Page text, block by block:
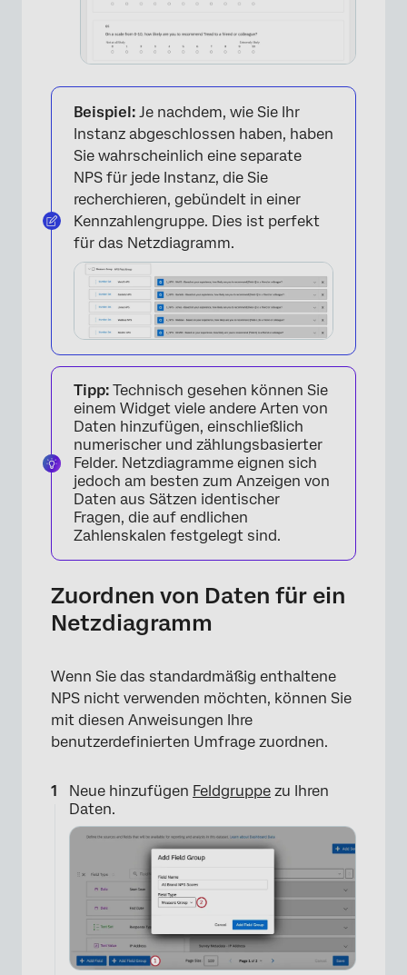
×
Beispiel: Je nachdem, wie Sie Ihr
Instanz abgeschlossen haben, haben
Sie wahrscheinlich eine separate
NPS für jede Instanz, die Sie
recherchieren, gebündelt in einer
Kennzahlengruppe. Dies ist perfekt
für das Netzdiagramm.
×
Tipp: Technisch gesehen können Sie
einem Widget viele andere Arten von
Daten hinzufügen, einschließlich
numerischer und zählungsbasierter
Felder. Netzdiagramme eignen sich
jedoch am besten zum Anzeigen von
Daten aus Sätzen identischer
Fragen, die auf endlichen
Zahlenskalen festgelegt sind.
Zuordnen von Daten für ein
Netzdiagramm
Wenn Sie das standardmäßig enthaltene
NPS nicht verwenden möchten, können Sie
mit diesen Anweisungen Ihre
benutzerdefinierten Umfrage zuordnen.
Neue hinzufügen Feldgruppe zu Ihren
Daten.